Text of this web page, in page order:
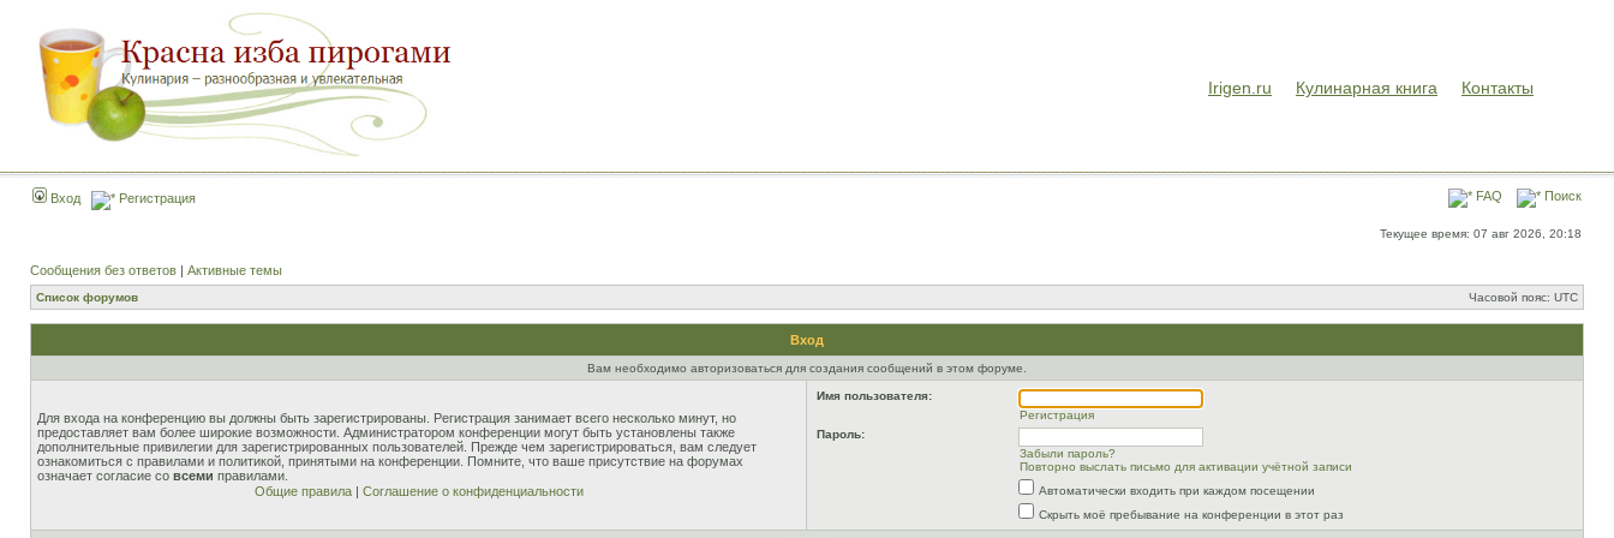
Irigen.ru Кулинарная книга Контакты
Вход Регистрация FAQ Поиск
Текущее время: 07 авг 2026, 20:18
Сообщения без ответов | Активные темы
Список форумов Часовой пояс: UTC
Вход
Вам необходимо авторизоваться для создания сообщений в этом форуме.
Для входа на конференцию вы должны быть зарегистрированы. Регистрация занимает всего несколько минут, но
предоставляет вам более широкие возможности. Администратором конференции могут быть установлены также
дополнительные привилегии для зарегистрированных пользователей. Прежде чем зарегистрироваться, вам следует
ознакомиться с правилами и политикой, принятыми на конференции. Помните, что ваше присутствие на форумах
означает согласие со всеми правилами.
Общие правила| Соглашение о конфиденциальности
Имя пользователя:
Регистрация
Пароль:
Забыли пароль?
Повторно выслать письмо для активации учётной записи
Автоматически входить при каждом посещении
Скрыть моё пребывание на конференции в этот раз